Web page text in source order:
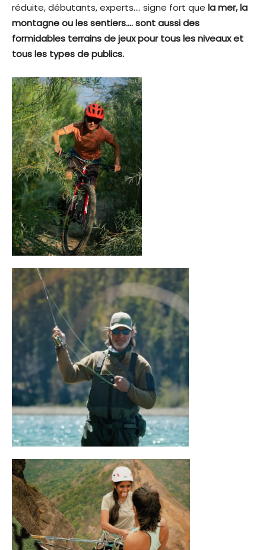
réduite, débutants, experts…. signe fort que la mer, la
montagne ou les sentiers…. sont aussi des
formidables terrains de jeux pour tous les niveaux et
tous les types de publics.